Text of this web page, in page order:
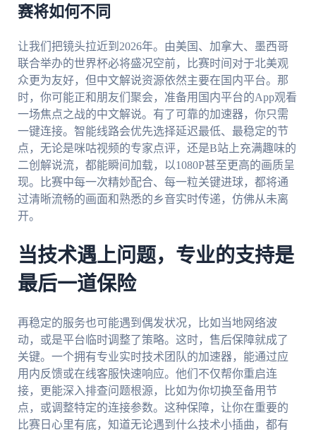
赛将如何不同
让我们把镜头拉近到2026年。由美国、加拿大、墨西哥
联合举办的世界杯必将盛况空前，比赛时间对于北美观
众更为友好，但中文解说资源依然主要在国内平台。那
时，你可能正和朋友们聚会，准备用国内平台的App观看
一场焦点之战的中文解说。有了可靠的加速器，你只需
一键连接。智能线路会优先选择延迟最低、最稳定的节
点，无论是咪咕视频的专家点评，还是B站上充满趣味的
二创解说流，都能瞬间加载，以1080P甚至更高的画质呈
现。比赛中每一次精妙配合、每一粒关键进球，都将通
过清晰流畅的画面和熟悉的乡音实时传递，仿佛从未离
开。
当技术遇上问题，专业的支持是
最后一道保险
再稳定的服务也可能遇到偶发状况，比如当地网络波
动，或是平台临时调整了策略。这时，售后保障就成了
关键。一个拥有专业实时技术团队的加速器，能通过应
用内反馈或在线客服快速响应。他们不仅帮你重启连
接，更能深入排查问题根源，比如为你切换至备用节
点，或调整特定的连接参数。这种保障，让你在重要的
比赛日心里有底，知道无论遇到什么技术小插曲，都有